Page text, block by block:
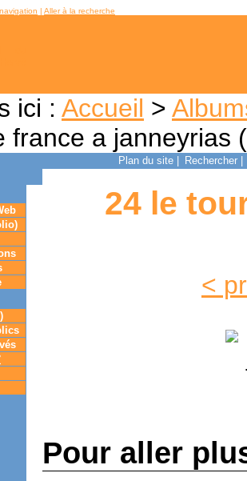
| Aller à la recherche
ici : Accueil >
france a janneyrias
Plan du site Rechercher
)
24 le
<
Pour aller